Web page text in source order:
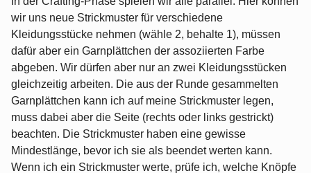
wir uns neue Strickmuster für verschiedene
Kleidungsstücke nehmen (wähle 2, behalte 1), müssen
dafür aber ein Garnplättchen der assoziierten Farbe
abgeben. Wir dürfen aber nur an zwei Kleidungsstücken
gleichzeitig arbeiten. Die aus der Runde gesammelten
Garnplättchen kann ich auf meine Strickmuster legen,
muss dabei aber die Seite (rechts oder links gestrickt)
beachten. Die Strickmuster haben eine gewisse
Mindestlänge, bevor ich sie als beendet werten kann.
Wenn ich ein Strickmuster werte, prüfe ich, welche Knöpfe